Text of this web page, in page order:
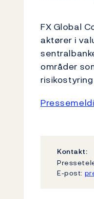
FX Global
aktører i
områder
Kontakt:
E-post: